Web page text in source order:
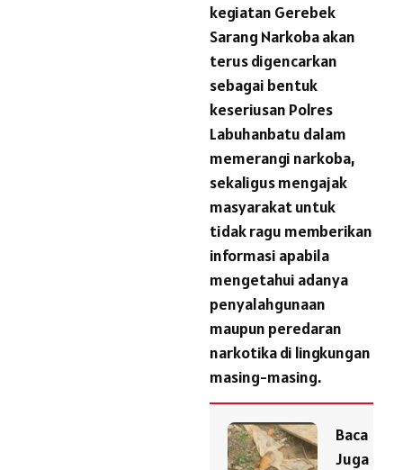
kegiatan Gerebek
Sarang Narkoba akan
terus digencarkan
sebagai bentuk
keseriusan Polres
Labuhanbatu dalam
memerangi narkoba,
sekaligus mengajak
masyarakat untuk
tidak ragu memberikan
informasi apabila
mengetahui adanya
penyalahgunaan
maupun peredaran
narkotika di lingkungan
masing-masing.
Baca
Juga